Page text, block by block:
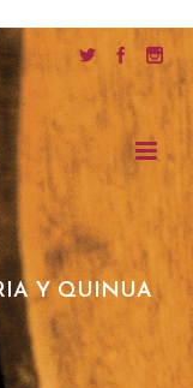
Y QUINUA